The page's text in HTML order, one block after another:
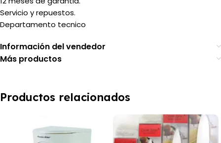
Servicio y repuestos.
Departamento tecnico
Información del vendedor
Más productos
Productos relacionados